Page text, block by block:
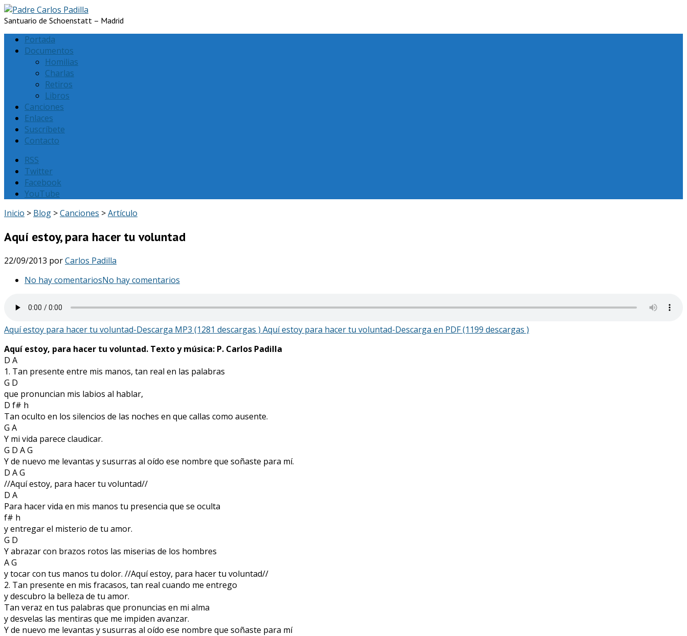
Santuario de Schoenstatt – Madrid
Portada
Documentos
Homilias
Charlas
Retiros
Libros
Canciones
Enlaces
Suscríbete
Contacto
RSS
Twitter
Facebook
YouTube
Inicio > Blog >Canciones >Artículo
Aquí estoy, para hacer tu voluntad
22/09/2013 porCarlos Padilla
No hay comentariosNo hay comentarios
Aquí estoy para hacer tu voluntad-Descarga MP3 (1281 descargas ) Aquí estoy para hacer tu voluntad-Descarga en PDF (1199 descargas )
Aquí estoy, para hacer tu voluntad. Texto y música: P. Carlos Padilla
D A
1. Tan presente entre mis manos, tan real en las palabras
G D
que pronuncian mis labios al hablar,
D f# h
Tan oculto en los silencios de las noches en que callas como ausente.
G A
Y mi vida parece claudicar.
G D A G
Y de nuevo me levantas y susurras al oído ese nombre que soñaste para mí.
D A G
//Aquí estoy, para hacer tu voluntad//
D A
Para hacer vida en mis manos tu presencia que se oculta
f# h
y entregar el misterio de tu amor.
G D
Y abrazar con brazos rotos las miserias de los hombres
A G
y tocar con tus manos tu dolor. //Aquí estoy, para hacer tu voluntad//
2. Tan presente en mis fracasos, tan real cuando me entrego
y descubro la belleza de tu amor.
Tan veraz en tus palabras que pronuncias en mi alma
y desvelas las mentiras que me impiden avanzar.
Y de nuevo me levantas y susurras al oído ese nombre que soñaste para mí